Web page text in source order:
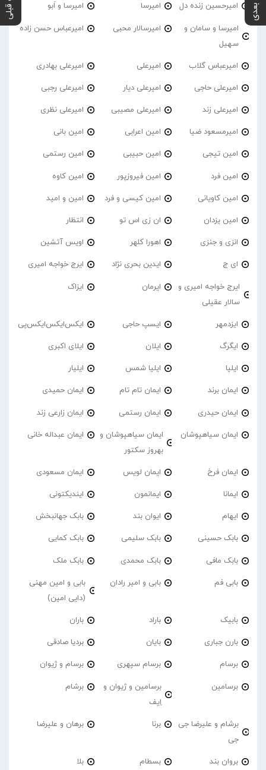
امیرحسین زنده دل امیرسا امیرسا و اَبو
امیرسا و سامان و
سهیل
امیرسالار محبی امیرعباس حسن زاده
امیرعباس گلاب امیرعلی امیرعلی بهادری
امیرعلی حاجی امیرعلی دیار امیرعلی رجبی
امیرعلی زند امیرعلی مصیبی امیرعلی نظری
امیرمسعود ضیا امین اعرابی امین بانی
امین تیجی امین حبیبی امین رستمی
امین فرد امین فیروزپور امین کاوه
امین کاویانی امین کیسی و فرد امین و امید
امین یزدان ان زی اس تو انتظار
انزی و جنزی اهورا کلهر اویس آتشین
ای ج ایدین بحری نژاد ایرج خواجه امیری
ایرج خواجه امیری و
سالار عقیلی
ایرمان ایزاک
ایزدمهر ایسپ حاجی ایکس‌ایکس‌ایکس‌پی
ایگرگ ایلان ایلای اکبری
ایلیا ایلیا شمس ایلیار
ایمان برند ایمان تام تام ایمان حمیدی
ایمان حیدری ایمان رستمی ایمان زارعی زند
ایمان سیاهپوشان
ایمان سیاهپوشان و
بهروز سکتور
ایمان عبداله خانی
ایمان فرخ ایمان لویس ایمان مسعودی
ایمانا ایمانمون ایندیکتونی
ایهام ایوان بند بابک جهانبخش
بابک حسینی بابک سلیمی بابک کمایی
بابک مافی بابک محمدی بابک ملک
بابی فم بابی و امیر رادان
بابی و امین مهنی
(دایی امین)
بابیک باراد باران
بارن جباری بایان بردیا صادقی
برسام برسام سپهری برسام و ژیوان
برسامین
برسامین و ژیوان و
اِیف
برشام
برشام و علیرضا جی
جی
برنا برهان و علیرضا
بروان بند بسطام بلا